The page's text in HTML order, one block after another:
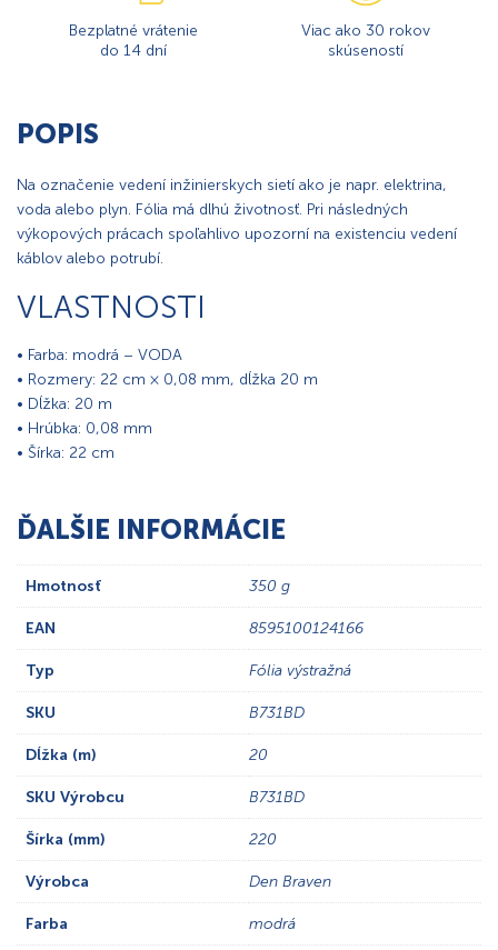
Bezplatné vrátenie
do 14 dní
Viac ako 30 rokov
skúseností
POPIS
Na označenie vedení inžinierskych sietí ako je napr. elektrina,
voda alebo plyn. Fólia má dlhú životnosť. Pri následných
výkopových prácach spoľahlivo upozorní na existenciu vedení
káblov alebo potrubí.
VLASTNOSTI
• Farba: modrá – VODA
• Rozmery: 22 cm × 0,08 mm, dĺžka 20 m
• Dĺžka: 20 m
• Hrúbka: 0,08 mm
• Šírka: 22 cm
ĎALŠIE INFORMÁCIE
Hmotnosť 350 g
EAN 8595100124166
Typ Fólia výstražná
SKU B731BD
Dĺžka (m) 20
SKU Výrobcu B731BD
Šírka (mm) 220
Výrobca Den Braven
Farba modrá